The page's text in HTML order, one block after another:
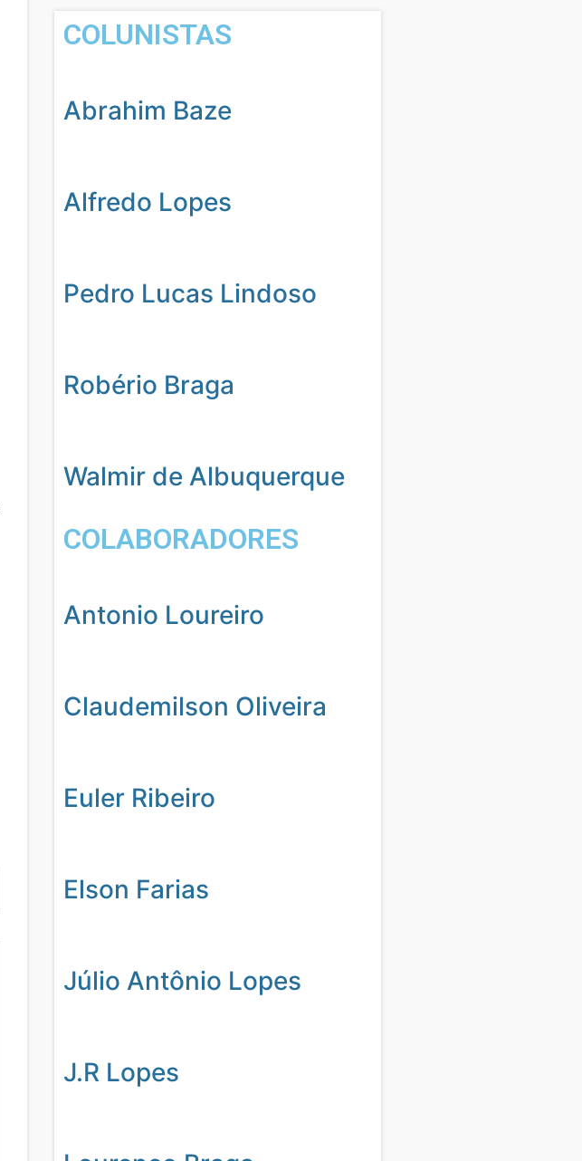
COLUNISTAS
Abrahim Baze
Alfredo Lopes
Pedro Lucas Lindoso
Robério Braga
Walmir de Albuquerque
COLABORADORES
Antonio Loureiro
Claudemilson Oliveira
Euler Ribeiro
Elson Farias
Júlio Antônio Lopes
J.R Lopes